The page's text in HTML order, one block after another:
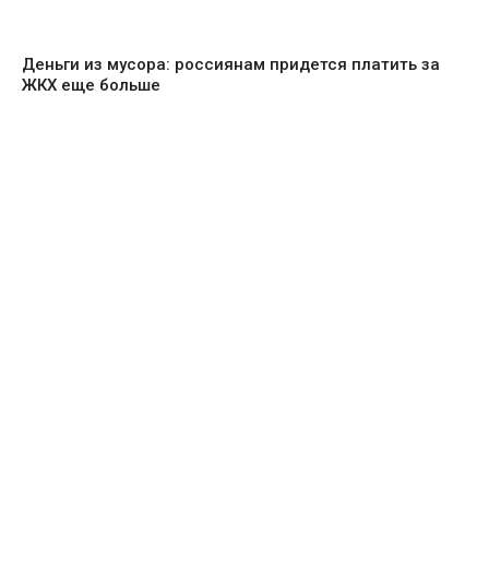
Деньги из мусора: россиянам придется платить за
ЖКХ еще больше